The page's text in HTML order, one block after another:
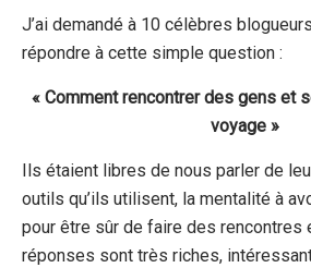
J’ai demandé à 10 célèbres
répondre à cette simple question :
« Comment rencontrer des gens et
voyage »
Ils étaient libres de nous parler de
outils qu’ils utilisent, la mentalité à
pour être sûr de faire des rencontres
réponses sont très riches,